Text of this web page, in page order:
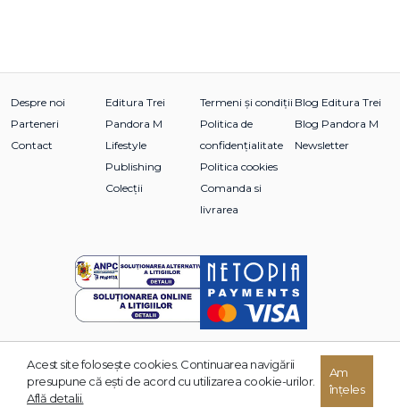
Despre noi
Parteneri
Contact
Editura Trei
Pandora M
Lifestyle
Publishing
Colecții
Termeni și condiții
Politica de
confidențialitate
Politica cookies
Comanda si
livrarea
Blog Editura Trei
Blog Pandora M
Newsletter
© 2026 Grupul Editorial TREI. Toate drepturile rezervate.
Acest site foloseşte cookies. Continuarea navigării
presupune că eşti de acord cu utilizarea cookie-urilor.
Află detalii.
Am
înțeles